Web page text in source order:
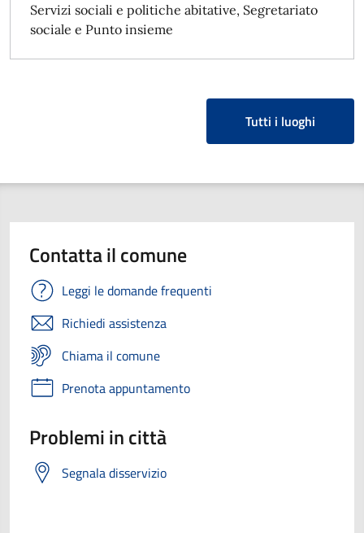
Servizi sociali e politiche abitative, Segretariato
sociale e Punto insieme
Tutti i luoghi
Contatta il comune
Leggi le domande frequenti
Richiedi assistenza
Chiama il comune
Prenota appuntamento
Problemi in città
Segnala disservizio